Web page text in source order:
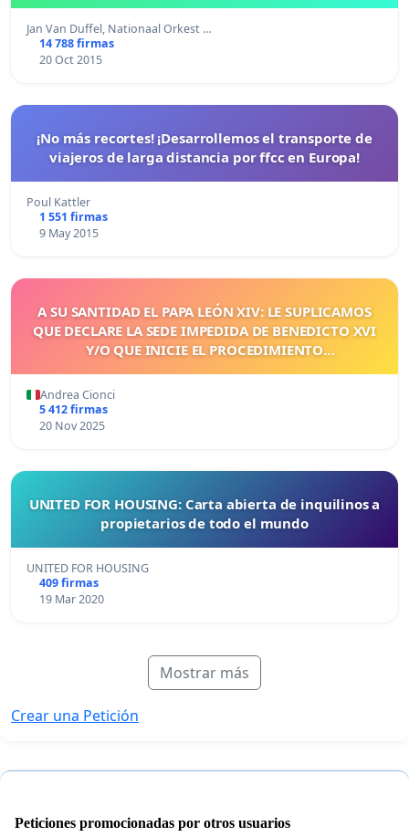
Jan Van Duffel, Nationaal Orkest …
14 788 firmas
20 Oct 2015
¡No más recortes! ¡Desarrollemos el transporte de
viajeros de larga distancia por ffcc en Europa!
Poul Kattler
1 551 firmas
9 May 2015
A SU SANTIDAD EL PAPA LEÓN XIV: LE SUPLICAMOS
QUE DECLARE LA SEDE IMPEDIDA DE BENEDICTO XVI
Y/O QUE INICIE EL PROCEDIMIENTO
Andrea Cionci
5 412 firmas
20 Nov 2025
UNITED FOR HOUSING: Carta abierta de inquilinos a
propietarios de todo el mundo
UNITED FOR HOUSING
409 firmas
19 Mar 2020
Mostrar más
Crear una Petición
Peticiones promocionadas por otros usuarios